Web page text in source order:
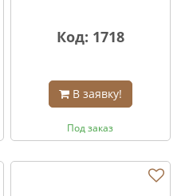
Код: 1718
В заявку!
Под заказ